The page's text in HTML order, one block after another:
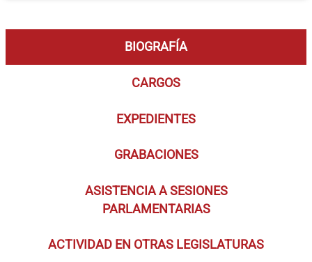
BIOGRAFÍA
CARGOS
EXPEDIENTES
GRABACIONES
ASISTENCIA A SESIONES
PARLAMENTARIAS
ACTIVIDAD EN OTRAS LEGISLATURAS